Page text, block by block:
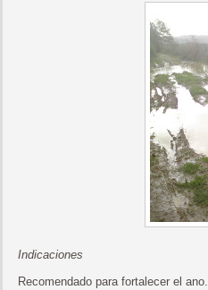
Indicaciones
Recomendado para fortalecer el ano.